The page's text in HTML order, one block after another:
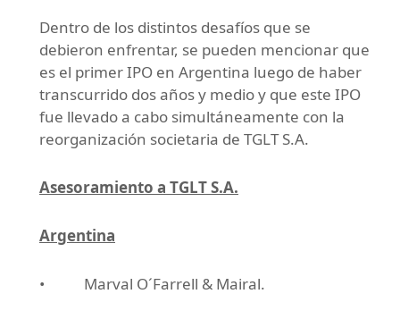
Dentro de los distintos desafíos que se
debieron enfrentar, se pueden mencionar que
es el primer IPO en Argentina luego de haber
transcurrido dos años y medio y que este IPO
fue llevado a cabo simultáneamente con la
reorganización societaria de TGLT S.A.
Asesoramiento a TGLT S.A.
Argentina
• Marval O´Farrell & Mairal.